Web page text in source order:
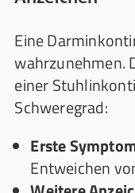
Eine
wahrzunehmen.
einer
Schweregrad:
Erste
Entweichen